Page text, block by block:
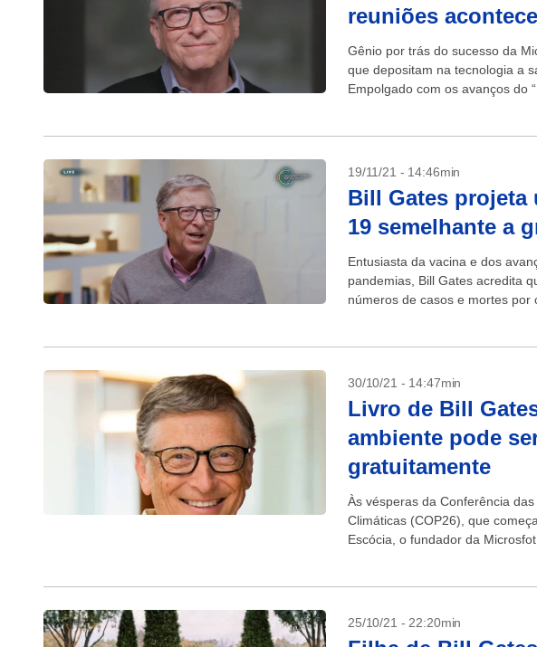
reuniões
Gênio por trás do sucesso da
que depositam na tecnologia a
Empolgado com os avanços do
19/11/21 - 14:46min
Bill Gates projeta
19 semelhante a
Entusiasta da vacina e dos
pandemias, Bill Gates acredita
números de casos e mortes por
30/10/21 - 14:47min
Livro de Bill
ambiente pode
gratuitamente
Às vésperas da Conferência
Climáticas (COP26), que
Escócia, o fundador da
25/10/21 - 22:20min